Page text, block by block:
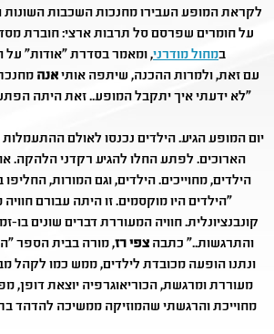
לקראת המופע העבירו מחנכות השכבות השונות
על חומרים שפרסם סל תרבות ארצי: חוברת
במחול מודרני, ומאמר בסדרת "אודות" על
עם זאת, ולמרות ההכנה, שיתפה אותיאנה
"לא ידעתי איך יתקבל המופע.. זאת היתה
יום המופע הגיע. הילדים נכנסו לאולם
הארוכים. לפתע החלו להגיע רקדני הלהקה.
הילדים, מחוייכים. הילדים, וגם המורות,
"הילדים היו מוקסמים. זו היתה עבורם
קונבנציונלית. חוויה המעוררת דברים שונים
והתרגשות.." כתבה צפי רז, מורה בבית הספר
ונתנו הופעה מכובדת לילדים, ממש כמו לקהל
מעוררת ומרגשת, הכוריאוגרפיה יוצאת דופן,
מחוייכת והרגשתי שהמוזיקה ממשיכה להדהד